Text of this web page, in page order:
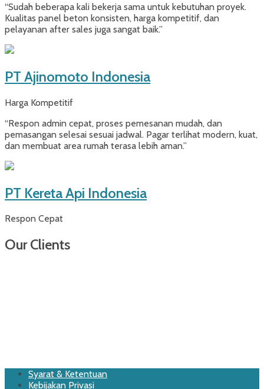
“Sudah beberapa kali bekerja sama untuk kebutuhan proyek.
Kualitas panel beton konsisten, harga kompetitif, dan
pelayanan after sales juga sangat baik.”
PT Ajinomoto Indonesia
Harga Kompetitif
“Respon admin cepat, proses pemesanan mudah, dan
pemasangan selesai sesuai jadwal. Pagar terlihat modern, kuat,
dan membuat area rumah terasa lebih aman.”
PT Kereta Api Indonesia
Respon Cepat
Our Clients
Footer
Skip
Syarat & Ketentuan
Kebijakan Privasi